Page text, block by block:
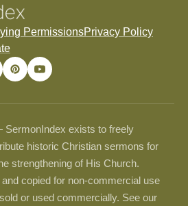
PermissionsPrivacy Policy
exists to freely
historic Christian sermons for
strengthening of His Church.
copied for non-commercial use
or used commercially. See our